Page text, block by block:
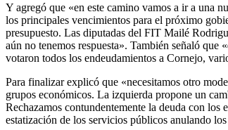
Y agregó que «en este camino vamos a ir a una
los principales vencimientos para el próximo
presupuesto. Las diputadas del FIT Mailé
aún no tenemos respuesta». También señaló
votaron todos los endeudamientos a Cornejo,
Para finalizar explicó que «necesitamos otro
grupos económicos. La izquierda propone un
Rechazamos contundentemente la deuda con
estatización de los servicios públicos anulando